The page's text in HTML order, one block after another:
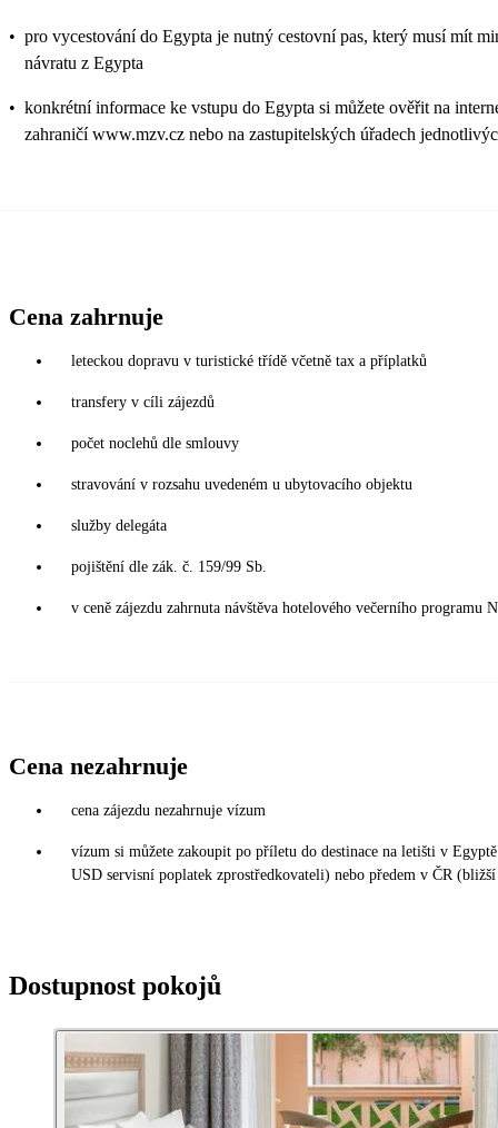
• pro vycestování do Egypta je nutný cestovní pas, který musí mít
návratu z Egypta
• konkrétní informace ke vstupu do Egypta si můžete ověřit na
zahraničí www.mzv.cz nebo na zastupitelských úřadech
Cena zahrnuje
leteckou dopravu v turistické třídě včetně tax a příplatků
transfery v cíli zájezdů
počet noclehů dle smlouvy
stravování v rozsahu uvedeném u ubytovacího objektu
služby delegáta
pojištění dle zák. č. 159/99 Sb.
v ceně zájezdu zahrnuta návštěva hotelového večerního
Cena nezahrnuje
cena zájezdu nezahrnuje vízum
vízum si můžete zakoupit po příletu do destinace na letišti v
USD servisní poplatek zprostředkovateli) nebo předem v ČR
Dostupnost pokojů